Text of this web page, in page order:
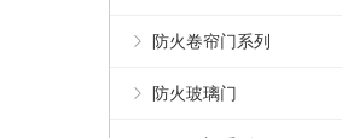
防火卷帘门系列
防火玻璃门